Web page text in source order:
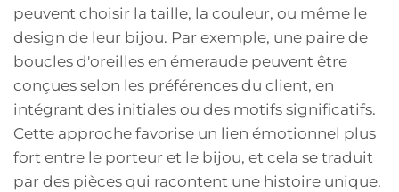
peuvent choisir la taille, la couleur, ou même le
design de leur bijou. Par exemple, une paire de
boucles d'oreilles en émeraude peuvent être
conçues selon les préférences du client, en
intégrant des initiales ou des motifs significatifs.
Cette approche favorise un lien émotionnel plus
fort entre le porteur et le bijou, et cela se traduit
par des pièces qui racontent une histoire unique.